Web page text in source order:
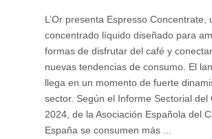
L’Or presenta Espresso Concentrate,
concentrado líquido diseñado para
formas de disfrutar del café y
nuevas tendencias de consumo. El
llega en un momento de fuerte
sector. Según el Informe Sectorial del
2024, de la Asociación Española del
España se consumen más ...